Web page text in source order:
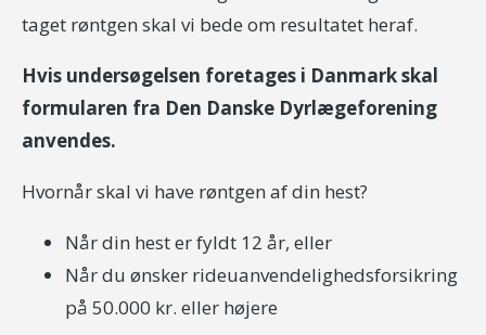
taget røntgen skal vi bede om resultatet heraf.
Hvis undersøgelsen foretages i Danmark skal
formularen fra Den Danske Dyrlægeforening
anvendes.
Hvornår skal vi have røntgen af din hest?
Når din hest er fyldt 12 år, eller
Når du ønsker rideuanvendelighedsforsikring
på 50.000 kr. eller højere